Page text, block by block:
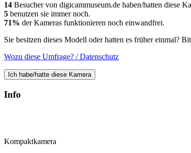
14 Besucher von digicammuseum.de haben/hatten diese
5 benutzen sie immer noch.
71% der Kameras funktionieren noch einwandfrei.
Sie besitzen dieses Modell oder hatten es früher einmal?
Wozu diese Umfrage? / Datenschutz
Ich habe/hatte diese Kamera
Info
Kompaktkamera